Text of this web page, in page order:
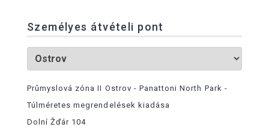
Személyes átvételi pont
Průmyslová zóna II Ostrov - Panattoni North Park -
Túlméretes megrendelések kiadása
Dolní Žďár 104